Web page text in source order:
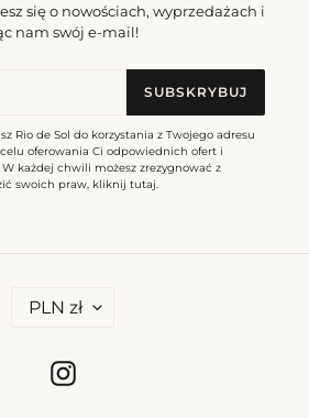
się o nowościach, wyprzedażach i
nam swój e-mail!
SUBSKRYBUJ
Rio de Sol do korzystania z Twojego adresu
oferowania Ci odpowiednich ofert i
każdej chwili możesz zrezygnować z
swoich praw, kliknij tutaj.
PLN zł
Instagram